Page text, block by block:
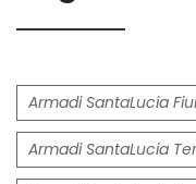
Armadi SantaLucia
Armadi SantaLucia